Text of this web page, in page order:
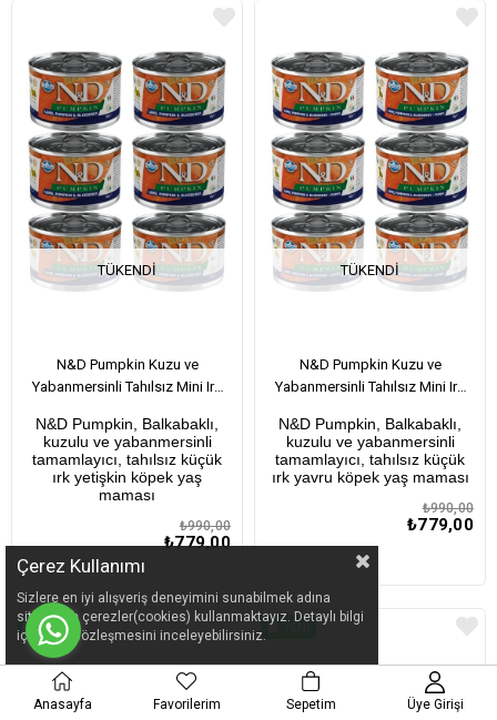
TÜKENDI
N&D Pumpkin Kuzu ve
Yabanmersinli Tahılsız Mini Irk
Gr x 6 Adet
N&D Pumpkin, Balkabaklı,
kuzulu ve yabanmersinli
tamamlayıcı, tahılsız küçük
ırk yetişkin köpek yaş
maması
₺779,00
₺990,00
TÜKENDI
N&D Pumpkin Kuzu ve
Yabanmersinli Tahılsız Mini Irk
x 6 Adet
N&D Pumpkin, Balkabaklı,
kuzulu ve yabanmersinli
tamamlayıcı, tahılsız küçük
ırk yavru köpek yaş maması
₺779,00
₺990,00
YENI
ÜRÜN
Çerez Kullanımı
Sizlere en iyi alışveriş deneyimini sunabilmek adına
sitemizde çerezler(cookies) kullanmaktayız. Detaylı bilgi
için Kvkk sözleşmesini inceleyebilirsiniz.
Anasayfa Favorilerim Sepetim Üye Girişi